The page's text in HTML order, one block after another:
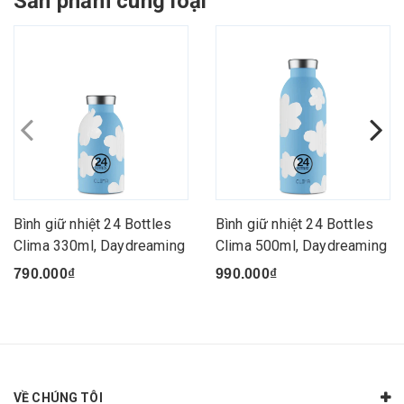
Bình giữ nhiệt 24 Bottles
Clima 330ml, Daydreaming
790.000₫
Bình giữ nhiệt 24 Bottles
Clima 500ml, Daydreaming
990.000₫
VỀ CHÚNG TÔI